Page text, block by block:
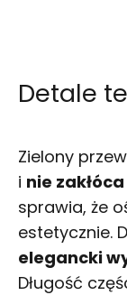
Detale
Zielony
i nie
sprawia, że
estetycznie.
elegancki
Długość